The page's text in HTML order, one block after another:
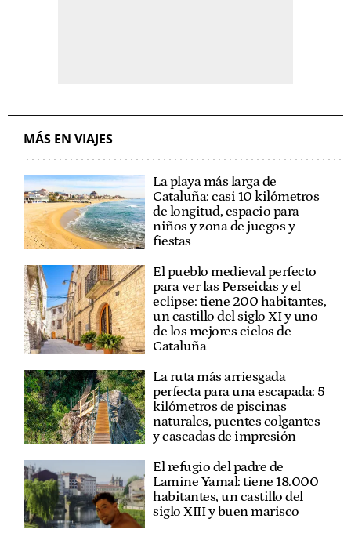
MÁS EN VIAJES
La playa más larga de
Cataluña: casi 10 kilómetros
de longitud, espacio para
niños y zona de juegos y
fiestas
El pueblo medieval perfecto
para ver las Perseidas y el
eclipse: tiene 200 habitantes,
un castillo del siglo XI y uno
de los mejores cielos de
Cataluña
La ruta más arriesgada
perfecta para una escapada: 5
kilómetros de piscinas
naturales, puentes colgantes
y cascadas de impresión
El refugio del padre de
Lamine Yamal: tiene 18.000
habitantes, un castillo del
siglo XIII y buen marisco